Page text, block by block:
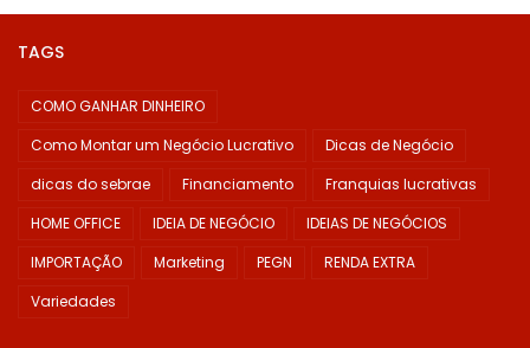
TAGS
COMO GANHAR DINHEIRO
Como Montar um Negócio Lucrativo
Dicas de Negócio
dicas do sebrae
Financiamento
Franquias lucrativas
HOME OFFICE
IDEIA DE NEGÓCIO
IDEIAS DE NEGÓCIOS
IMPORTAÇÃO
Marketing PEGN
RENDA EXTRA
Variedades